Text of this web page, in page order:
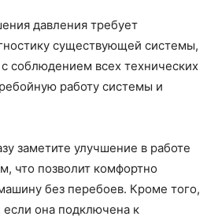
давления требует
существующей системы,
соблюдением всех технических
работу системы и
заметите улучшение в работе
что позволит комфортно
без перебоев. Кроме того,
если она подключена к